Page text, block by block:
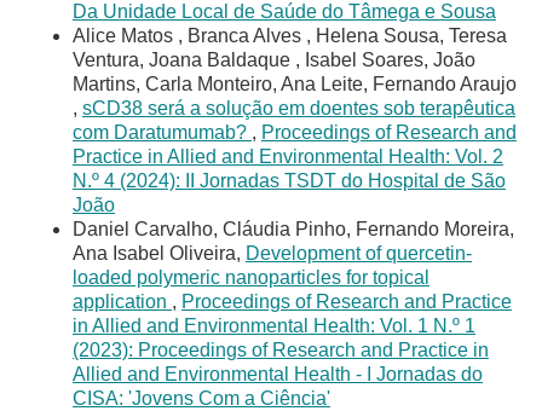
Da Unidade Local de Saúde do Tâmega e Sousa
Alice Matos , Branca Alves , Helena Sousa, Teresa
Ventura, Joana Baldaque , Isabel Soares, João
Martins, Carla Monteiro, Ana Leite, Fernando Araujo
, sCD38 será a solução em doentes sob terapêutica
com Daratumumab? , Proceedings of Research and
Practice in Allied and Environmental Health: Vol. 2
N.º 4 (2024): II Jornadas TSDT do Hospital de São
João
Daniel Carvalho, Cláudia Pinho, Fernando Moreira,
Ana Isabel Oliveira, Development of quercetin-
loaded polymeric nanoparticles for topical
application , Proceedings of Research and Practice
in Allied and Environmental Health: Vol. 1 N.º 1
(2023): Proceedings of Research and Practice in
Allied and Environmental Health - I Jornadas do
CISA: 'Jovens Com a Ciência'